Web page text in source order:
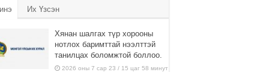
Их Үзсэн
Хянан шалгах түр хорооны
нотлох баримттай нээлттэй
танилцах боломжтой боллоо.
2026 оны 7 сар 23 / 15 цаг 58 минут